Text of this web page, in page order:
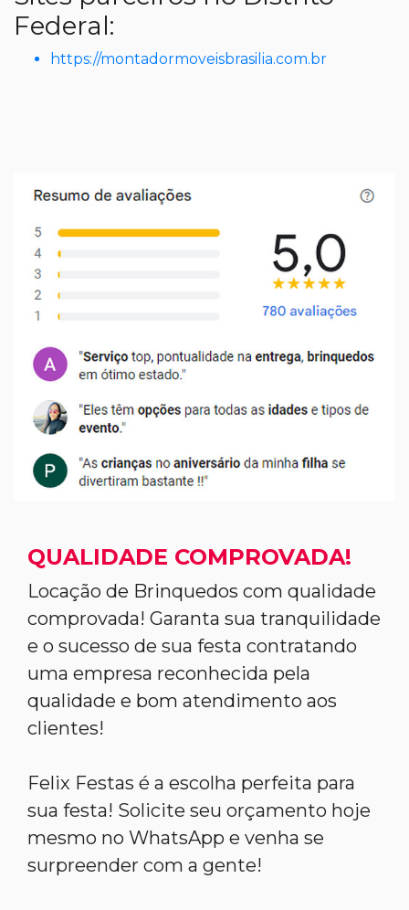
Federal:
https://montadormoveisbrasilia.com.br
QUALIDADE COMPROVADA!
Locação de Brinquedos com qualidade
comprovada! Garanta sua tranquilidade
e o sucesso de sua festa contratando
uma empresa reconhecida pela
qualidade e bom atendimento aos
clientes!
Felix Festas é a escolha perfeita para
sua festa! Solicite seu orçamento hoje
mesmo no WhatsApp e venha se
surpreender com a gente!